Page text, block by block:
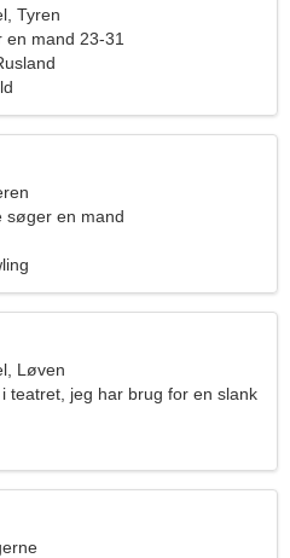
Tyren
en mand 23-31
søger en mand
Løven
teatret, jeg har brug for en slank